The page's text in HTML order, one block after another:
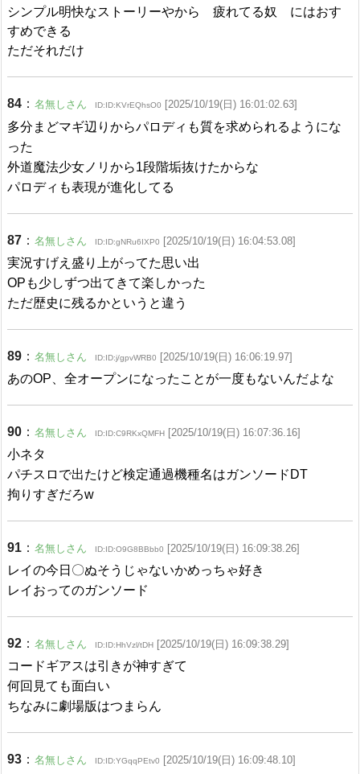
シンプル明快なストーリーやから 疲れてる奴 にはおす
すめできる
ただそれだけ
84 ： 名無しさん ID:ID:KVrEQhsO0 [2025/10/19(日) 16:01:02.63]
多分まどマギ辺りからパロディも質を求められるようにな
った
外道魔法少女ノリから1段階垢抜けたからな
パロディも表現が進化してる
87 ： 名無しさん ID:ID:gNRu6IXP0 [2025/10/19(日) 16:04:53.08]
実況すげえ盛り上がってた思い出
OPも少しずつ出てきて楽しかった
ただ歴史に残るかというと違う
89 ： 名無しさん ID:ID:j/gpvWRB0 [2025/10/19(日) 16:06:19.97]
あのOP、全オープンになったことが一度もないんだよな
90 ： 名無しさん ID:ID:C9RKxQMFH [2025/10/19(日) 16:07:36.16]
小ネタ
パチスロで出たけど検定通過機種名はガンソードDT
拘りすぎだろw
91 ： 名無しさん ID:ID:O9G8BBbb0 [2025/10/19(日) 16:09:38.26]
レイの今日〇ぬそうじゃないかめっちゃ好き
レイおってのガンソード
92 ： 名無しさん ID:ID:HhVzl/tDH [2025/10/19(日) 16:09:38.29]
コードギアスは引きが神すぎて
何回見ても面白い
ちなみに劇場版はつまらん
93 ： 名無しさん ID:ID:YGqqPEtv0 [2025/10/19(日) 16:09:48.10]